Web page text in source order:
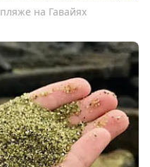
на Гавайях